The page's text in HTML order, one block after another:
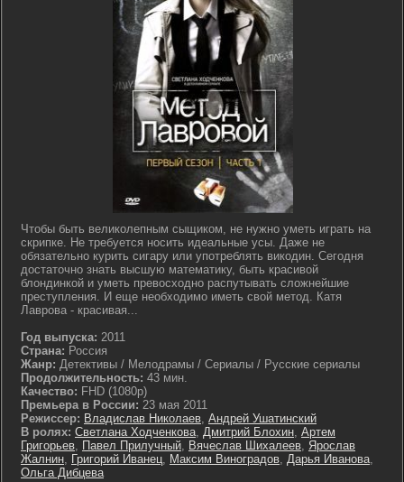
Чтобы быть великолепным сыщиком, не нужно уметь играть на
скрипке. Не требуется носить идеальные усы. Даже не
обязательно курить сигару или употреблять викодин. Сегодня
достаточно знать высшую математику, быть красивой
блондинкой и уметь превосходно распутывать сложнейшие
преступления. И еще необходимо иметь свой метод. Катя
Лаврова - красивая...
Год выпуска: 2011
Страна: Россия
Жанр: Детективы / Мелодрамы / Сериалы / Русские сериалы
Продолжительность: 43 мин.
Качество: FHD (1080p)
Премьера в России: 23 мая 2011
Режиссер: Владислав Николаев, Андрей Ушатинский
В ролях: Светлана Ходченкова, Дмитрий Блохин, Артем
Григорьев, Павел Прилучный, Вячеслав Шихалеев, Ярослав
Жалнин, Григорий Иванец, Максим Виноградов, Дарья Иванова,
Ольга Дибцева